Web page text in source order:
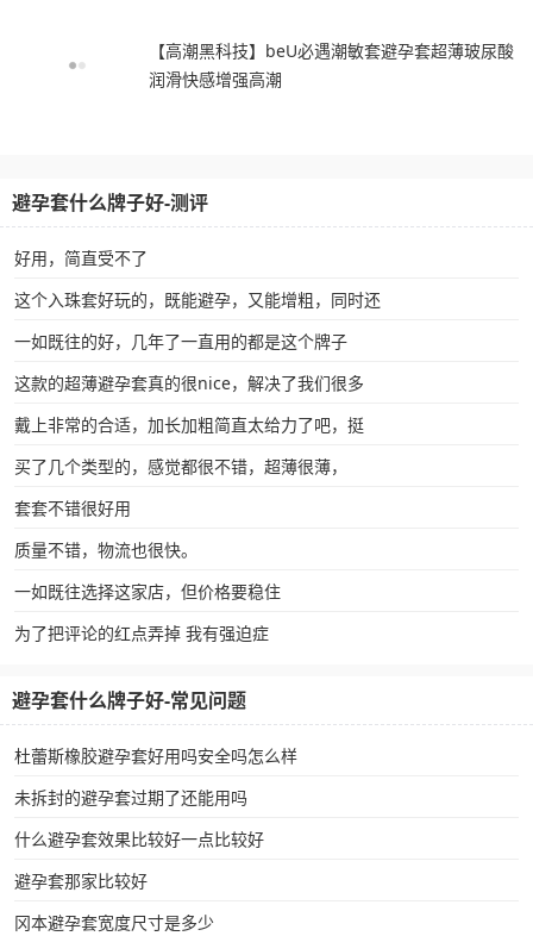
【高潮黑科技】beU必遇潮敏套避孕套超薄玻尿酸
润滑快感增强高潮
避孕套什么牌子好-测评
好用，简直受不了
这个入珠套好玩的，既能避孕，又能增粗，同时还
一如既往的好，几年了一直用的都是这个牌子
这款的超薄避孕套真的很nice，解决了我们很多
戴上非常的合适，加长加粗简直太给力了吧，挺
买了几个类型的，感觉都很不错，超薄很薄，
套套不错很好用
质量不错，物流也很快。
一如既往选择这家店，但价格要稳住
为了把评论的红点弄掉 我有强迫症
避孕套什么牌子好-常见问题
杜蕾斯橡胶避孕套好用吗安全吗怎么样
未拆封的避孕套过期了还能用吗
什么避孕套效果比较好一点比较好
避孕套那家比较好
冈本避孕套宽度尺寸是多少